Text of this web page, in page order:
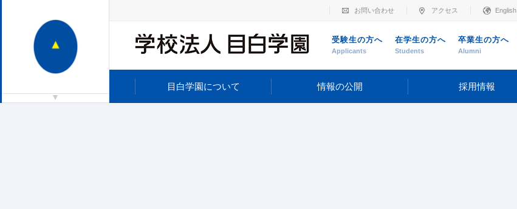
お問い合わせ アクセス English
受験生の方へ
Applicants
在学生の方へ
Students
卒業生の方へ
Alumni
目白学園について 情報の公開 採用情報